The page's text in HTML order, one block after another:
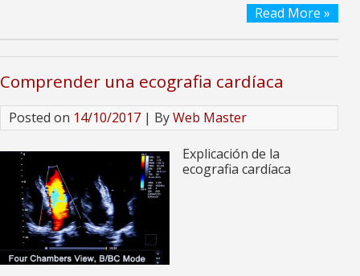
Read More »
Comprender una ecografia cardíaca
Posted on 14/10/2017 | ByWeb Master
Explicación de la
ecografia cardíaca